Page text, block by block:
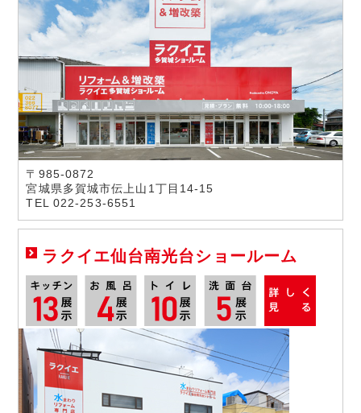
〒985-0872
宮城県多賀城市伝上山1丁目14-15
TEL 022-253-6551
ラクイエ仙台南光台ショールーム